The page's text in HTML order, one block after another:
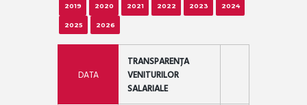
2019 2020 2021 2022 2023 2024
2025 2026
DATA
TRANSPARENȚA
VENITURILOR
SALARIALE